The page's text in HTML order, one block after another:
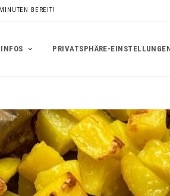
BEREIT!
INFOS PRIVATSPHÄRE-